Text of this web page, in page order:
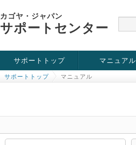
カゴヤ・ジャパン
サポートセンター
サポートトップ
お役立ち情報
チュートリアル
障害・メンテナンス情報
マニュアル
KVM
OpenVZ
Windows Server
SSH接続
ドメイン
SSL
サポートトップ マニュアル